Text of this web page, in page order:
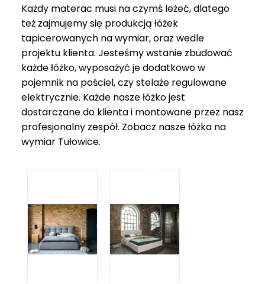
Każdy materac musi na czymś leżeć, dlatego
też zajmujemy się produkcją łóżek
tapicerowanych na wymiar, oraz wedle
projektu klienta. Jesteśmy wstanie zbudować
każde łóżko, wyposażyć je dodatkowo w
pojemnik na pościel, czy stelaże regulowane
elektrycznie. Każde nasze łóżko jest
dostarczane do klienta i montowane przez nasz
profesjonalny zespół. Zobacz naszełóżka na
wymiar Tułowice.